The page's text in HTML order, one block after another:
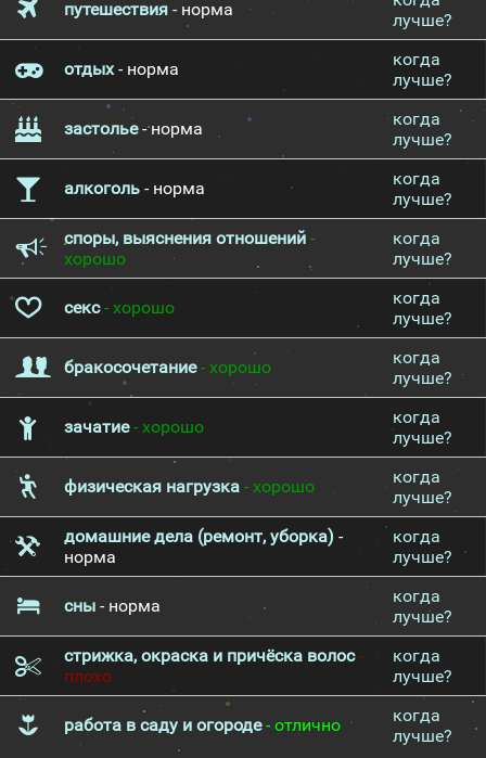
путешествия - норма
лучше?
отдых- норма
когда
лучше?
застолье- норма
когда
лучше?
алкоголь - норма
когда
лучше?
споры, выяснения отношений -
хорошо
когда
лучше?
секс- хорошо
когда
лучше?
бракосочетание- хорошо
когда
лучше?
зачатие- хорошо
когда
лучше?
физическая нагрузка - хорошо
когда
лучше?
домашние дела (ремонт, уборка) -
норма
когда
лучше?
сны - норма
когда
лучше?
стрижка, окраска и причёска волос-
плохо
когда
лучше?
работа в саду и огороде- отлично
когда
лучше?